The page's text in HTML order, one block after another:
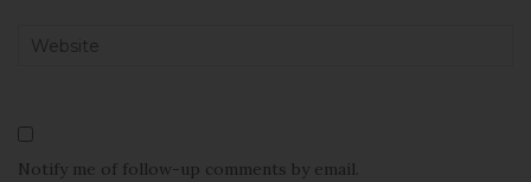
Notify me of follow-up comments by email.